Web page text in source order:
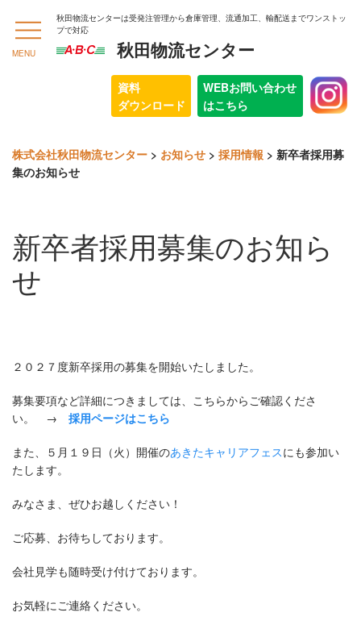
MENU
秋田物流センターは受発注管理から倉庫管理、流通加工、輸配送までワンストッ
プで対応
秋田物流センター
資料
ダウンロード
WEBお問い合わせ
はこちら
株式会社秋田物流センター > お知らせ > 採用情報 > 新卒者採用募
集のお知らせ
新卒者採用募集のお知ら
せ
２０２７度新卒採用の募集を開始いたしました。
募集要項など詳細につきましては、こちらからご確認くださ
い。 → 採用ページはこちら
また、５月１９日（火）開催のあきたキャリアフェスにも参加い
たします。
みなさま、ぜひお越しください！
ご応募、お待ちしております。
会社見学も随時受け付けております。
お気軽にご連絡ください。